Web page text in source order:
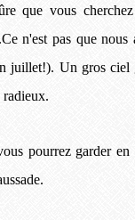
que vous
n'est pas que nous
juillet!). Un gros ciel
radieux.
pourrez garder